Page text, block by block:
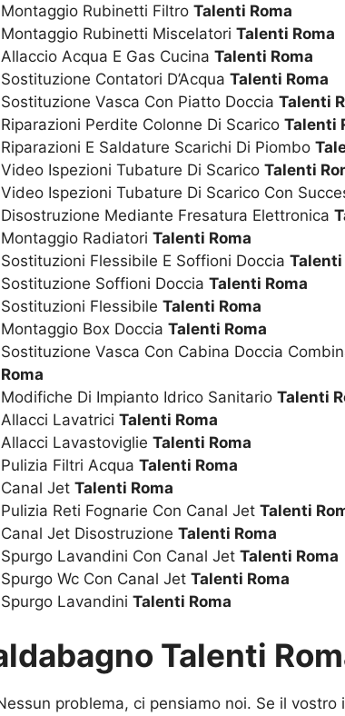
Montaggio Rubinetti FiltroTalenti Roma
Montaggio Rubinetti MiscelatoriTalenti Roma
Allaccio Acqua E Gas CucinaTalenti Roma
Sostituzione Contatori D’AcquaTalenti Roma
Sostituzione Vasca Con Piatto DocciaTalenti
Riparazioni Perdite Colonne Di ScaricoTalenti
Riparazioni E Saldature Scarichi Di Piombo
Video Ispezioni Tubature Di ScaricoTalenti
Video Ispezioni Tubature Di Scarico Con
Disostruzione Mediante Fresatura Elettronica
Montaggio RadiatoriTalenti Roma
Sostituzioni Flessibile E Soffioni DocciaTalenti
Sostituzione Soffioni DocciaTalenti Roma
Sostituzioni FlessibileTalenti Roma
Montaggio Box DocciaTalenti Roma
Sostituzione Vasca Con Cabina Doccia
Roma
Modifiche Di Impianto Idrico SanitarioTalenti
Allacci LavatriciTalenti Roma
Allacci LavastoviglieTalenti Roma
Pulizia Filtri AcquaTalenti Roma
Canal JetTalenti Roma
Pulizia Reti Fognarie Con Canal JetTalenti
Canal Jet DisostruzioneTalenti Roma
Spurgo Lavandini Con Canal JetTalenti Roma
Spurgo Wc Con Canal JetTalenti Roma
Spurgo LavandiniTalenti Roma
Talenti
problema, ci pensiamo noi. Se il vostro